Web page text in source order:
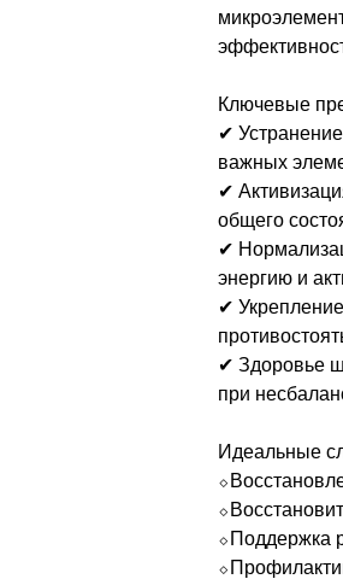
Ключевые
✔
важных
✔
общего
✔
энергию и
✔
✔ Здоровье
при
Идеальные
⬦Поддержка